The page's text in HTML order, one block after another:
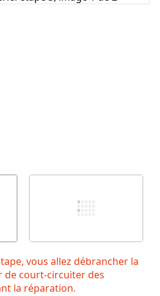
vous allez débrancher la
de court-circuiter des
la réparation.